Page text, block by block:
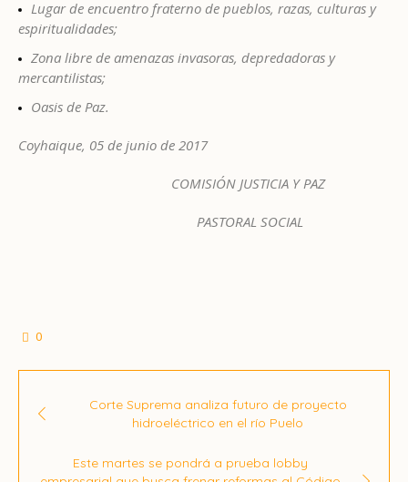
Lugar de encuentro fraterno de pueblos, razas, culturas y
espiritualidades;
Zona libre de amenazas invasoras, depredadoras y
mercantilistas;
Oasis de Paz.
Coyhaique, 05 de junio de 2017
COMISIÓN JUSTICIA Y PAZ
PASTORAL SOCIAL
0
Corte Suprema analiza futuro de proyecto
hidroeléctrico en el río Puelo
Este martes se pondrá a prueba lobby